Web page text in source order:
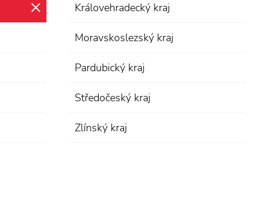
zrušit výběr
Královehradecký kraj
Moravskoslezský kraj
Pardubický kraj
Středočeský kraj
Zlínský kraj